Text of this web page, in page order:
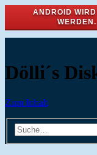
ANDROID
WERDEN.
Dölli´s
Zum Inhalt